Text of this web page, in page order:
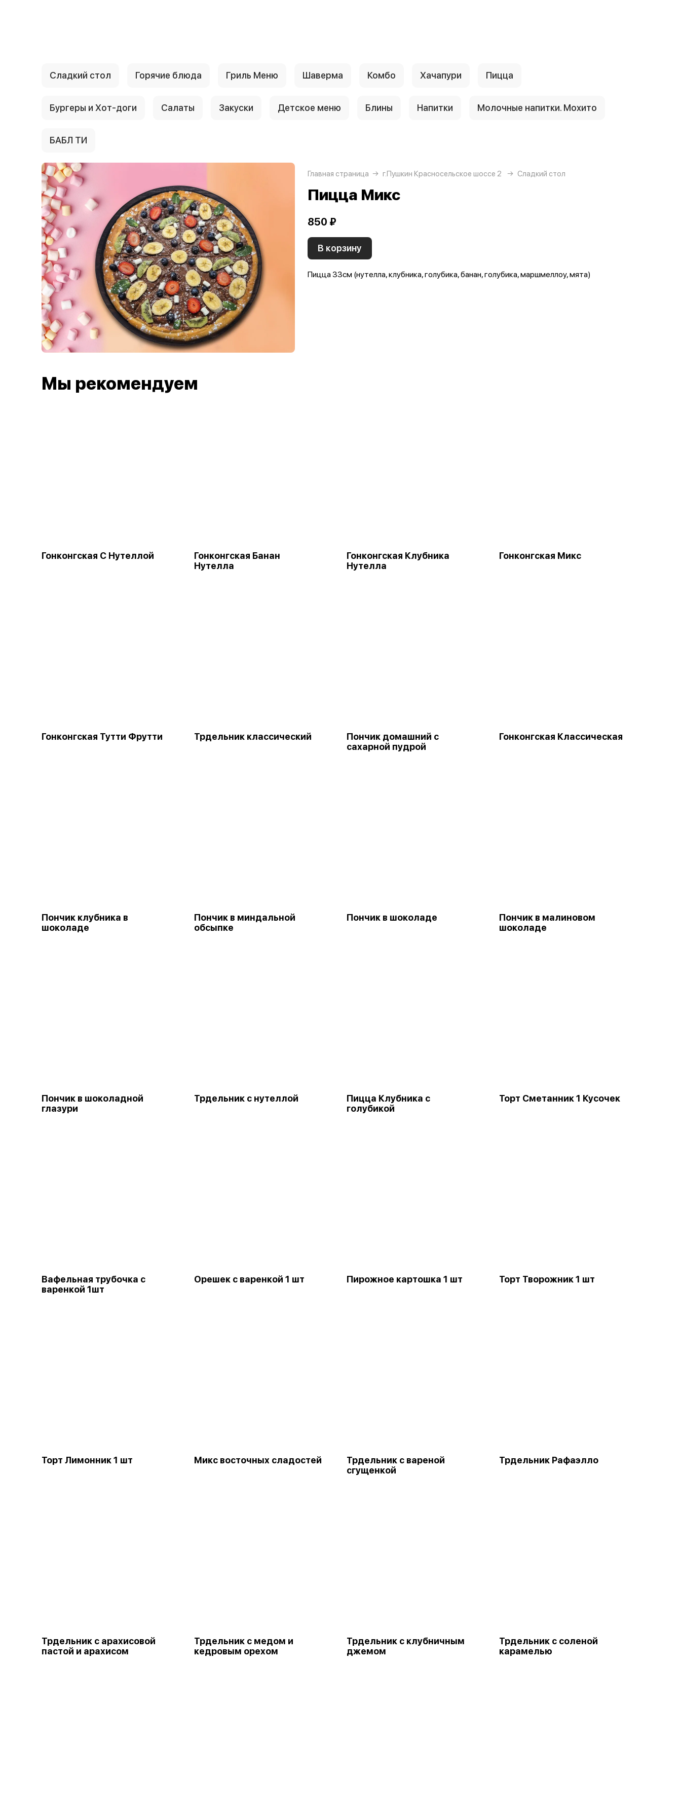
Сладкий стол Горячие блюда Гриль Меню Шаверма Комбо Хачапури Пицца
Бургеры и Хот-доги Салаты Закуски Детское меню Блины Напитки Молочные напитки. Мохито
БАБЛ ТИ
Главная страница г.Пушкин Красносельское шоссе 2 Сладкий стол
Пицца Микс
850 ₽
В корзину
Пицца 33см (нутелла, клубника, голубика, банан, голубика, маршмеллоу, мята)
Мы рекомендуем
Гонконгская С Нутеллой
Гонконгская Банан
Нутелла
Гонконгская Клубника
Нутелла
Гонконгская Микс
Гонконгская Тутти Фрутти Трдельник классический
Пончик домашний с
сахарной пудрой
Гонконгская Классическая
Пончик клубника в
шоколаде
Пончик в миндальной
обсыпке
Пончик в шоколаде
Пончик в малиновом
шоколаде
Пончик в шоколадной
глазури
Трдельник с нутеллой
Пицца Клубника с
голубикой
Торт Сметанник 1 Кусочек
Вафельная трубочка с
варенкой 1шт
Орешек с варенкой 1 шт Пирожное картошка 1 шт Торт Творожник 1 шт
Торт Лимонник 1 шт Микс восточных сладостей
Трдельник с вареной
сгущенкой
Трдельник Рафаэлло
Трдельник с арахисовой
пастой и арахисом
Трдельник с медом и
кедровым орехом
Трдельник с клубничным
джемом
Трдельник с соленой
карамелью